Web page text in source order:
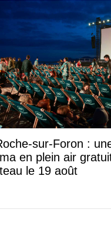
sur-Foron :
en plein air
le 19 août